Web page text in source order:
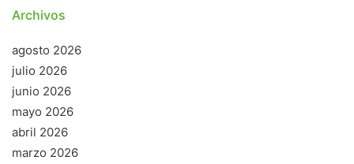
Archivos
agosto 2026
julio 2026
junio 2026
mayo 2026
abril 2026
marzo 2026